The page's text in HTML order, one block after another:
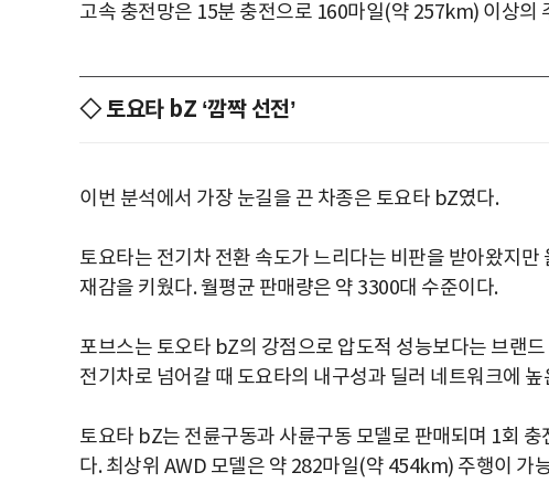
고속 충전망은 15분 충전으로 160마일(약 257km) 이상의
◇ 토요타 bZ ‘깜짝 선전’
이번 분석에서 가장 눈길을 끈 차종은 토요타 bZ였다.
토요타는 전기차 전환 속도가 느리다는 비판을 받아왔지
재감을 키웠다. 월평균 판매량은 약 3300대 수준이다.
포브스는 토오타 bZ의 강점으로 압도적 성능보다는 브랜
전기차로 넘어갈 때 도요타의 내구성과 딜러 네트워크에
토요타 bZ는 전륜구동과 사륜구동 모델로 판매되며 1회
다. 최상위 AWD 모델은 약 282마일(약 454km) 주행이 가